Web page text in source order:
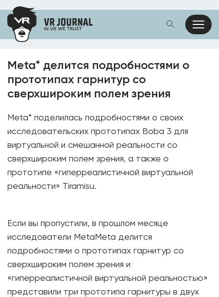
Meta* делится подробностями о
прототипах гарнитур со
сверхшироким полем зрения
Meta* поделилась подробностями о своих
исследовательских прототипах Boba 3 для
виртуальной и смешанной реальности со
сверхшироким полем зрения, а также о
прототипе «гиперреалистичной виртуальной
реальности» Tiramisu.
Если вы пропустили, в прошлом месяце
исследователи MetaMeta делится
подробностями о прототипах гарнитур со
сверхшироким полем зрения и
«гиперреалистичной виртуальной реальностью»
представили три прототипа гарнитуры в двух